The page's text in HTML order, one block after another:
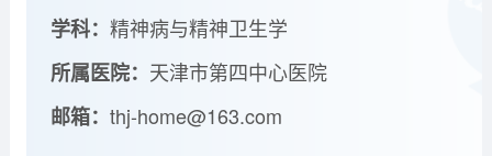
学科：精神病与精神卫生学
所属医院： 天津市第四中心医院
邮箱：thj-home@163.com